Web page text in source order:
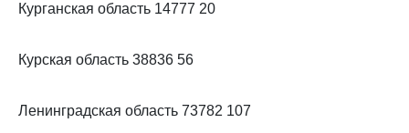
Курганская область 14777 20
Курская область 38836 56
Ленинградская область 73782 107